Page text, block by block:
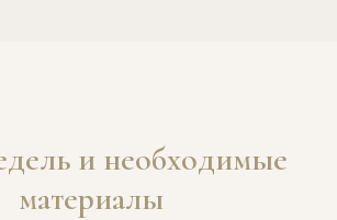
и необходимые
материалы